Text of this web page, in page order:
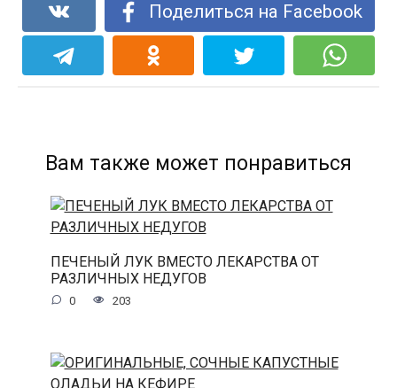
Поделиться на Facebook
Вам также может понравиться
ПЕЧЕНЫЙ ЛУК ВМЕСТО ЛЕКАРСТВА ОТ
РАЗЛИЧНЫХ НЕДУГОВ
0 203